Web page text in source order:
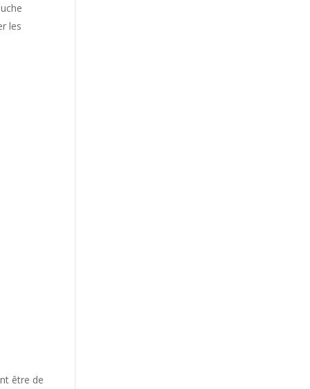
les
être de